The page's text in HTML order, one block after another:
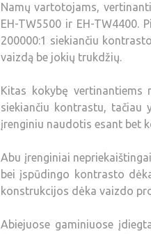
Namų vartotojams,
EH-TW5500 ir EH-TW4400.
200000:1 siekiančiu
vaizdą be jokių trukdžių.
Kitas kokybę vertinantiems
siekiančiu kontrastu, tačiau
įrenginiu naudotis esant bet
Abu įrenginiai
bei įspūdingo kontrasto
konstrukcijos dėka vaizdo
Abiejuose gaminiuose